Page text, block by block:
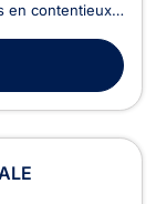
en contentieux
: ✅